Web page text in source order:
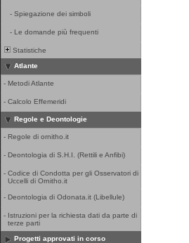
- Spiegazione dei simboli
- Le domande più frequenti
Statistiche
Atlante
- Metodi Atlante
- Calcolo Effemeridi
Regole e Deontologie
- Regole di ornitho.it
- Deontologia di S.H.I. (Rettili e Anfibi)
- Codice di Condotta per gli Osservatori di
Uccelli di Ornitho.it
- Deontologia di Odonata.it (Libellule)
- Istruzioni per la richiesta dati da parte di
terze parti
Progetti approvati in corso